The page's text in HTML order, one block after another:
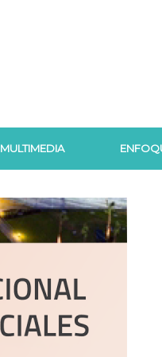
MULTIMEDIA